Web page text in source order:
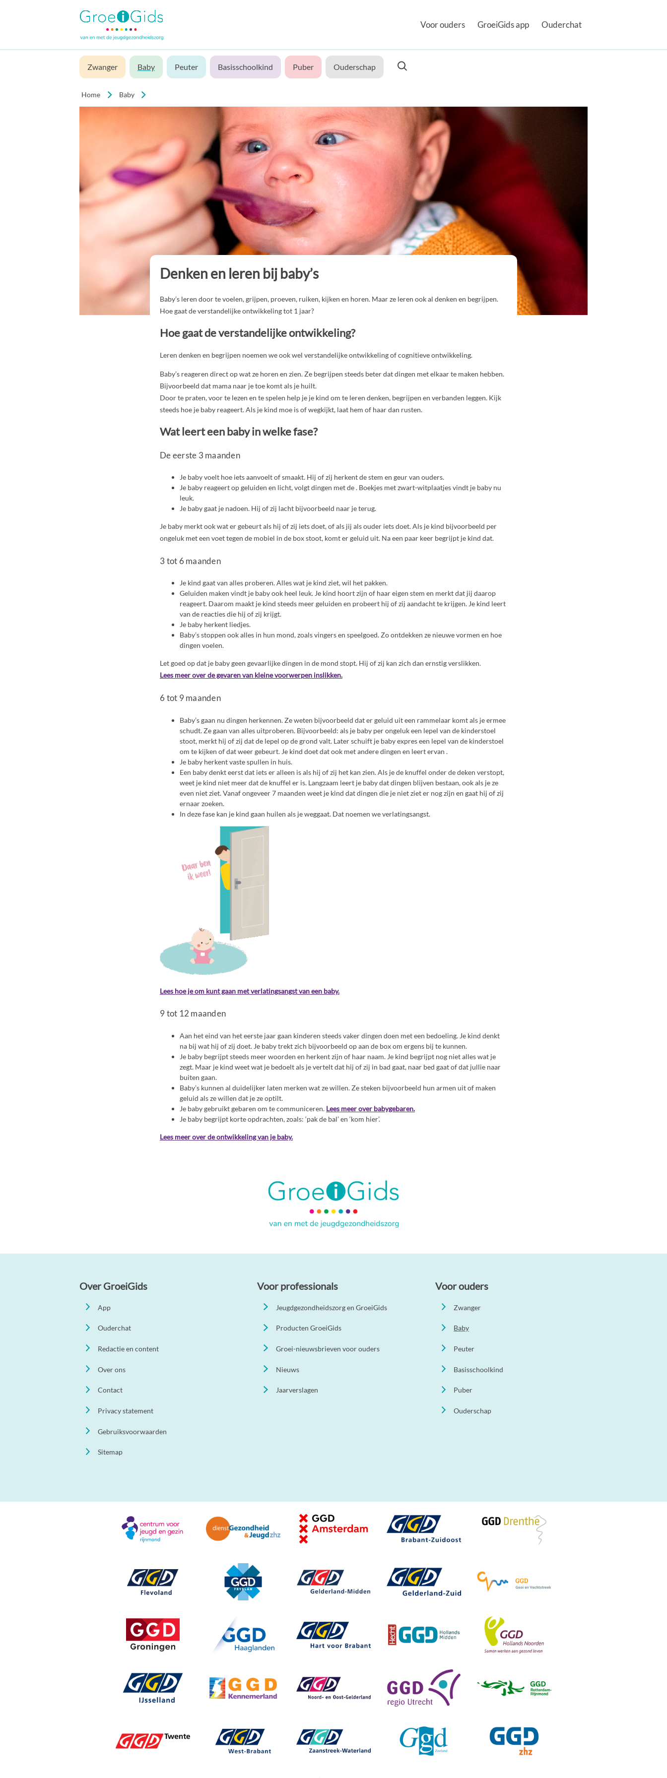
Voor ouders GroeiGids app Ouderchat
Zwanger Baby Peuter Basisschoolkind Puber Ouderschap
Home Baby
Denken en leren bij baby’s
Baby’s leren door te voelen, grijpen, proeven, ruiken, kijken en horen. Maar ze leren ook al denken en begrijpen.
Hoe gaat de verstandelijke ontwikkeling tot 1 jaar?
Hoe gaat de verstandelijke ontwikkeling?
Leren denken en begrijpen noemen we ook wel verstandelijke ontwikkeling of cognitieve ontwikkeling.
Baby’s reageren direct op wat ze horen en zien. Ze begrijpen steeds beter dat dingen met elkaar te maken hebben.
Bijvoorbeeld dat mama naar je toe komt als je huilt.
Door te praten, voor te lezen en te spelen help je je kind om te leren denken, begrijpen en verbanden leggen. Kijk
steeds hoe je baby reageert. Als je kind moe is of wegkijkt, laat hem of haar dan rusten.
Wat leert een baby in welke fase?
De eerste 3 maanden
Je baby voelt hoe iets aanvoelt of smaakt. Hij of zij herkent de stem en geur van ouders.
Je baby reageert op geluiden en licht, volgt dingen met de . Boekjes met zwart-witplaatjes vindt je baby nu
leuk.
Je baby gaat je nadoen. Hij of zij lacht bijvoorbeeld naar je terug.
Je baby merkt ook wat er gebeurt als hij of zij iets doet, of als jij als ouder iets doet. Als je kind bijvoorbeeld per
ongeluk met een voet tegen de mobiel in de box stoot, komt er geluid uit. Na een paar keer begrijpt je kind dat.
3 tot 6 maanden
Je kind gaat van alles proberen. Alles wat je kind ziet, wil het pakken.
Geluiden maken vindt je baby ook heel leuk. Je kind hoort zijn of haar eigen stem en merkt dat jij daarop
reageert. Daarom maakt je kind steeds meer geluiden en probeert hij of zij aandacht te krijgen. Je kind leert
van de reacties die hij of zij krijgt.
Je baby herkent liedjes.
Baby’s stoppen ook alles in hun mond, zoals vingers en speelgoed. Zo ontdekken ze nieuwe vormen en hoe
dingen voelen.
Let goed op dat je baby geen gevaarlijke dingen in de mond stopt. Hij of zij kan zich dan ernstig verslikken.
Lees meer over de gevaren van kleine voorwerpen inslikken.
6 tot 9 maanden
Baby’s gaan nu dingen herkennen. Ze weten bijvoorbeeld dat er geluid uit een rammelaar komt als je ermee
schudt. Ze gaan van alles uitproberen. Bijvoorbeeld: als je baby per ongeluk een lepel van de kinderstoel
stoot, merkt hij of zij dat de lepel op de grond valt. Later schuift je baby expres een lepel van de kinderstoel
om te kijken of dat weer gebeurt. Je kind doet dat ook met andere dingen en leert ervan .
Je baby herkent vaste spullen in huis.
Een baby denkt eerst dat iets er alleen is als hij of zij het kan zien. Als je de knuffel onder de deken verstopt,
weet je kind niet meer dat de knuffel er is. Langzaam leert je baby dat dingen blijven bestaan, ook als je ze
even niet ziet. Vanaf ongeveer 7 maanden weet je kind dat dingen die je niet ziet er nog zijn en gaat hij of zij
ernaar zoeken.
In deze fase kan je kind gaan huilen als je weggaat. Dat noemen we verlatingsangst.
Lees hoe je om kunt gaan met verlatingsangst van een baby.
9 tot 12 maanden
Aan het eind van het eerste jaar gaan kinderen steeds vaker dingen doen met een bedoeling. Je kind denkt
na bij wat hij of zij doet. Je baby trekt zich bijvoorbeeld op aan de box om ergens bij te kunnen.
Je baby begrijpt steeds meer woorden en herkent zijn of haar naam. Je kind begrijpt nog niet alles wat je
zegt. Maar je kind weet wat je bedoelt als je vertelt dat hij of zij in bad gaat, naar bed gaat of dat jullie naar
buiten gaan.
Baby’s kunnen al duidelijker laten merken wat ze willen. Ze steken bijvoorbeeld hun armen uit of maken
geluid als ze willen dat je ze optilt.
Je baby gebruikt gebaren om te communiceren. Lees meer over babygebaren.
Je baby begrijpt korte opdrachten, zoals: ‘pak de bal’ en ‘kom hier’.
Lees meer over de ontwikkeling van je baby.
Over GroeiGids
App
Ouderchat
Redactie en content
Over ons
Contact
Privacy statement
Gebruiksvoorwaarden
Sitemap
Voor professionals
Jeugdgezondheidszorg en GroeiGids
Producten GroeiGids
Groei-nieuwsbrieven voor ouders
Nieuws
Jaarverslagen
Voor ouders
Zwanger
Baby
Peuter
Basisschoolkind
Puber
Ouderschap